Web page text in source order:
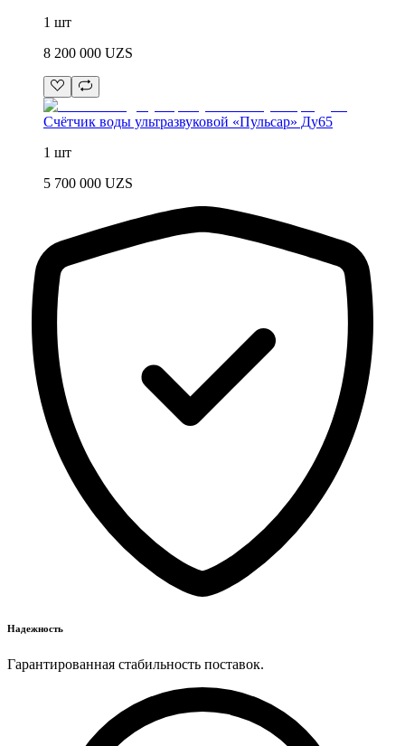
1 шт
8 200 000 UZS
Счётчик воды ультразвуковой «Пульсар» Ду65
1 шт
5 700 000 UZS
Надежность
Гарантированная стабильность поставок.